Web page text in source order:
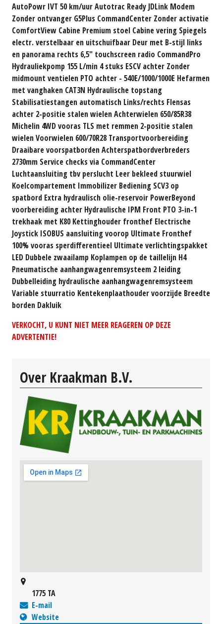
AutoPowr IVT 50 km/uur Autotrac Ready JDLink Modem
Zonder ontvanger G5Plus CommandCenter Zonder activatie
ComfortView Cabine Premium stoel Cabine vering Spiegels
electr. verstelbaar en uitschuifbaar Deur met B-stijl links
en panorama rechts 6,5" touchscreen radio CommandPro
Hydrauliekpomp 155 L/min 4 stuks ESCV achter Zonder
midmount ventielen PTO achter - 540E/1000/1000E Hefarmen
met vanghaken CAT3N Hydraulische topstang
Stabilisatiestangen automatisch Links/rechts Flensas
achter 2-positie stalen wielen Achterwielen 650/85R38
Michelin 4WD vooras TLS met remmen 2-positie stalen
wielen Voorwielen 600/70R28 Transportvoorbereiding
Draaibare voorspatborden Achterspatbordverbreders
2730mm Service checks via CommandCenter
Luchtaansluiting tbv perslucht Leer bekleed stuurwiel
Koelcompartement Immobilizer Bediening SCV3 op
spatbord Extra hydraulisch olie-reservoir PowerBeyond
voorbereiding achter Hydraulische IPM Front PTO 3-in-1
trekhaak met K80 Kettinghouder fronthef Electrische
Joystick ISOBUS aansluiting voorop Ultimate Fronthef
100% vooras sperdifferentieel Ultimate verlichtingspakket
LED Dubbele zwaailamp Koplampen op de taillelijn H4
Pneumatische aanhangwagenremsysteem 2 leiding
Dubbelleiding hydraulische aanhangwagenremsysteem
Variable stuurratio Kentekenplaathouder voorzijde Breedte
borden Dakluik
VERKOCHT, U KUNT NIET MEER REAGEREN OP DEZE
ADVERTENTIE!
Over Kraakman B.V.
1775 TA
E-mail
Website